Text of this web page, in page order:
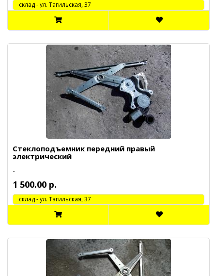
cклад - ул. Тагильская, 37
Стеклоподъемник передний правый
электрический
..
1 500.00 р.
cклад - ул. Тагильская, 37